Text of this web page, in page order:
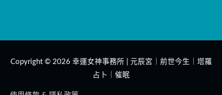
Copyright © 2026 幸運女神事務所 | 元辰宮｜前世今生｜塔羅
占卜｜催眠